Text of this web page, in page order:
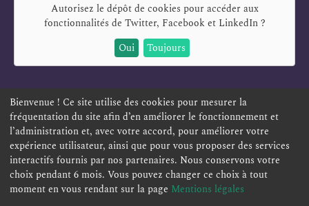
Autorisez le dépôt de cookies pour accéder aux
fonctionnalités de Twitter, Facebook et LinkedIn?
Oui
Toujours
ESPACE PERSONNEL OFFRES D'EMPLOI SIGNALEMENT
TÉLÉSERVICES PLAN DU SITE
ACCESSIBILITÉ POLITIQUE DE CONFIDENTIALITÉ
MENTIONS LÉGALES CONTACT
Bienvenue ! Ce site utilise des cookies pour mesurer la
fréquentation du site afin d’en améliorer le fonctionnement et
l’administration et, avec votre accord, pour améliorer votre
expérience utilisateur, ainsi que pour vous proposer des services
interactifs fournis par nos partenaires. Nous conservons votre
choix pendant 6 mois. Vous pouvez changer ce choix à tout
moment en vous rendant sur la page Mentions légales